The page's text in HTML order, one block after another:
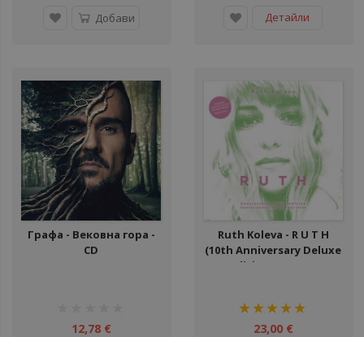
Добави Детайли
Графа - Вековна гора -
CD
12,78 €
Ruth Koleva - R U T H
(10th Anniversary Deluxe
Edition) - плоча
рейтинг:
100%23,00 €